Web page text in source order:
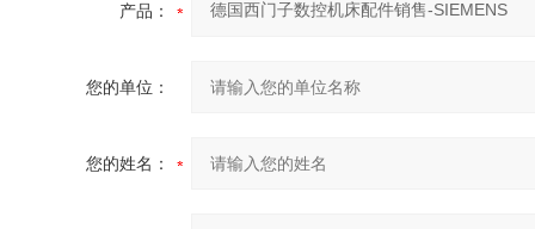
产品：
您的单位：
您的姓名：